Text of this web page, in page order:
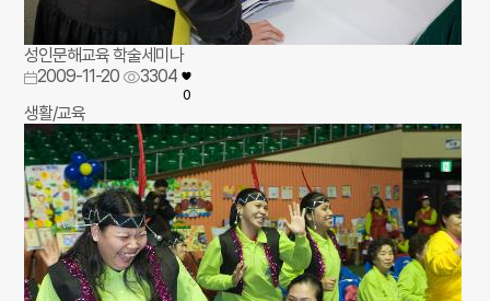
성인문해교육 학술세미나
2009-11-20
3304
0
생활/교육